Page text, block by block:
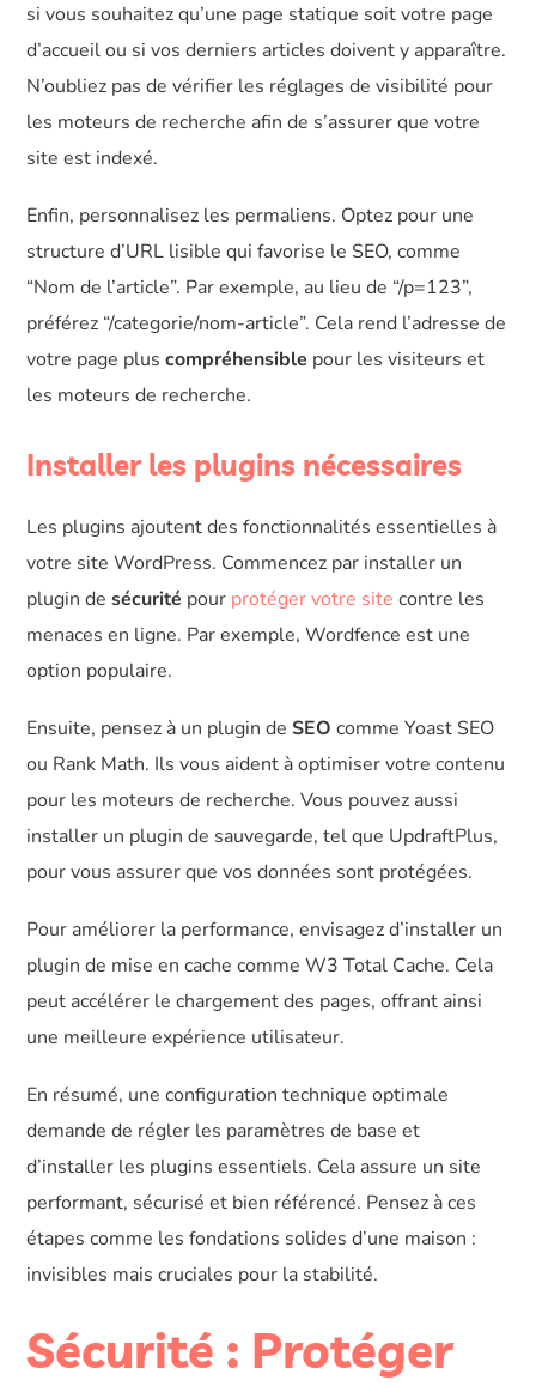
si vous souhaitez qu’une page statique soit votre page
d’accueil ou si vos derniers articles doivent y apparaître.
N’oubliez pas de vérifier les réglages de visibilité pour
les moteurs de recherche afin de s’assurer que votre
site est indexé.
Enfin, personnalisez les permaliens. Optez pour une
structure d’URL lisible qui favorise le SEO, comme
“Nom de l’article”. Par exemple, au lieu de “/p=123”,
préférez “/categorie/nom-article”. Cela rend l’adresse de
votre page pluscompréhensible pour les visiteurs et
les moteurs de recherche.
Installer les plugins nécessaires
Les plugins ajoutent des fonctionnalités essentielles à
votre site WordPress. Commencez par installer un
plugin desécurité pour protéger votre site contre les
menaces en ligne. Par exemple, Wordfence est une
option populaire.
Ensuite, pensez à un plugin deSEO comme Yoast SEO
ou Rank Math. Ils vous aident à optimiser votre contenu
pour les moteurs de recherche. Vous pouvez aussi
installer un plugin de sauvegarde, tel que UpdraftPlus,
pour vous assurer que vos données sont protégées.
Pour améliorer la performance, envisagez d’installer un
plugin de mise en cache comme W3 Total Cache. Cela
peut accélérer le chargement des pages, offrant ainsi
une meilleure expérience utilisateur.
En résumé, une configuration technique optimale
demande de régler les paramètres de base et
d’installer les plugins essentiels. Cela assure un site
performant, sécurisé et bien référencé. Pensez à ces
étapes comme les fondations solides d’une maison :
invisibles mais cruciales pour la stabilité.
Sécurité : Protéger